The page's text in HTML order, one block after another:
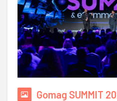
Gomag SUMMIT